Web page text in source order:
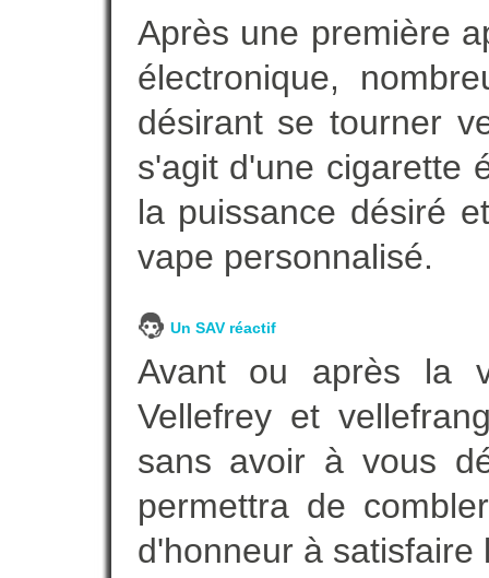
Après une première
électronique,
désirant se tourner
s'agit d'une cigarette
la puissance désiré
vape personnalisé.
Un SAV réactif
Avant ou après la
Vellefrey et
sans avoir à vous
permettra de
d'honneur à satisfaire